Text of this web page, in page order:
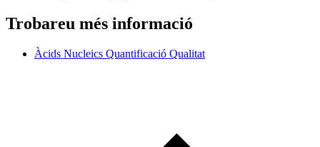
Trobareu més informació
Àcids Nucleics Quantificació Qualitat